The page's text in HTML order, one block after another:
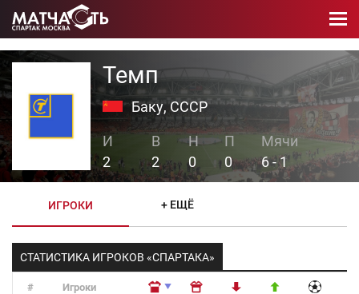
Темп
Баку, СССР
2 2 0 0 6 - 1
ИГРОКИ + ЕЩЁ
СТАТИСТИКА ИГРОКОВ «СПАРТАКА»
#
Игроки